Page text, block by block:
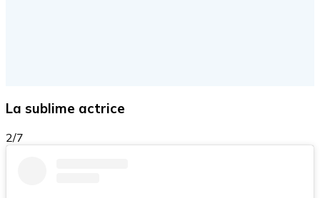
La sublime actrice
2/7